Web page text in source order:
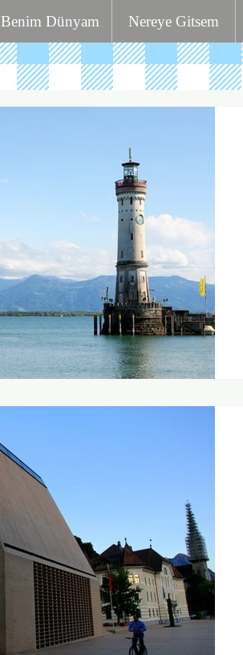
Benim Dünyam Nereye Gitsem